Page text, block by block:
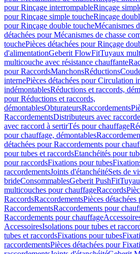
pour Rinçage interrompableRinçage
pour Rinçage simple toucheRinçage
pour Rinçage double toucheMécanismes
détachées pour Mécanismes de chasse
touchePièces détachées pour Rinçage
d'alimentationGeberit FlowFitTuyaux
multicouche avec résistance chauffante
pour RaccordsManchonsRéductions
internePièces détachées pour Circulation
indémontablesRéductions et raccords,
pour Réductions et raccords,
démontablesObturateursRaccordements
RaccordementsDistributeurs avec
avec raccord à sertirTés pour chauffage
pour chauffage, démontables
détachées pour Raccordements pour
pour tubes et raccordsEtanchéités pour
pour raccordsFixations pour tubes
raccordementsJoints d'étanchéitéSets de
brideConsommablesGeberit PushFit
multicouches pour chauffageRaccords
RaccordsRaccordementsPièces détachées
RaccordementsRaccordements pour
Raccordements pour chauffage
AccessoiresIsolations pour tubes et
tubes et raccordsFixations pour tubes
raccordementsPièces détachées pour